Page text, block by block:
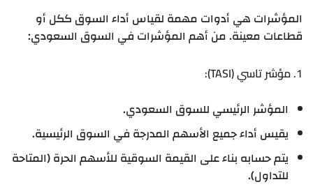
المؤشرات هي أدوات مهمة لقياس أداء السوق ككل أو
قطاعات معينة. من أهم المؤشرات في السوق السعودي:
1. مؤشر تاسي (TASI):
المؤشر الرئيسي للسوق السعودي.
يقيس أداء جميع الأسهم المدرجة في السوق الرئيسية.
يتم حسابه بناء على القيمة السوقية للأسهم الحرة (المتاحة
للتداول).